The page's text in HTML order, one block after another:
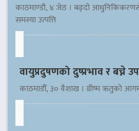
काठमाण्डौ, ४ जेठ । बढ्दो
समस्या उत्पत्ति
वायुप्रदुषणको दुष्प्रभाव र बच्ने
काठमाडौँ, ३० वैशाख । ग्रीष्म ऋतुको